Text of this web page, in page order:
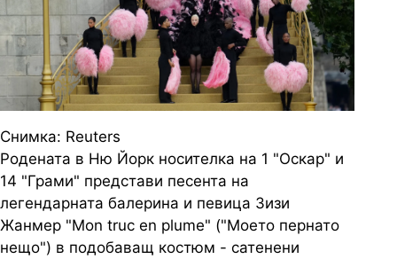
Снимка: Reuters
Родената в Ню Йорк носителка на 1 "Оскар" и
14 "Грами" представи песента на
легендарната балерина и певица Зизи
Жанмер "Mon truc en plume" ("Моето пернато
нещо") в подобаващ костюм - сатенени